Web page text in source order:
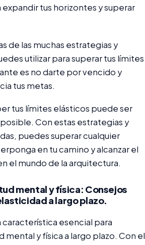
tus horizontes y superar
de las muchas estrategias y
utilizar para superar tus límites
es no darte por vencido y
tus metas.
tus límites elásticos puede ser
Con estas estrategias y
puedes superar cualquier
en tu camino y alcanzar el
el mundo de la arquitectura.
mental y física: Consejos
a largo plazo.
característica esencial para
mental y física a largo plazo. Con el